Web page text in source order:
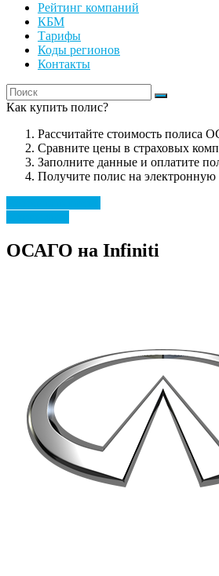
Рейтинг компаний
КБМ
Тарифы
Коды регионов
Контакты
Как купить полис?
Рассчитайте стоимость полиса
Сравните цены в страховых
Заполните данные и оплатите
Получите полис на электронную
ОСАГО на Infiniti